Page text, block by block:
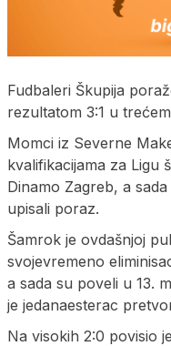
Fudbaleri Škupija
rezultatom 3:1 u
Momci iz Severne
kvalifikacijama za Ligu
Dinamo Zagreb, a
upisali poraz.
Šamrok je ovdašnjoj
svojevremeno
a sada su poveli u 13.
je jedanaesterac
Na visokih 2:0 povisio